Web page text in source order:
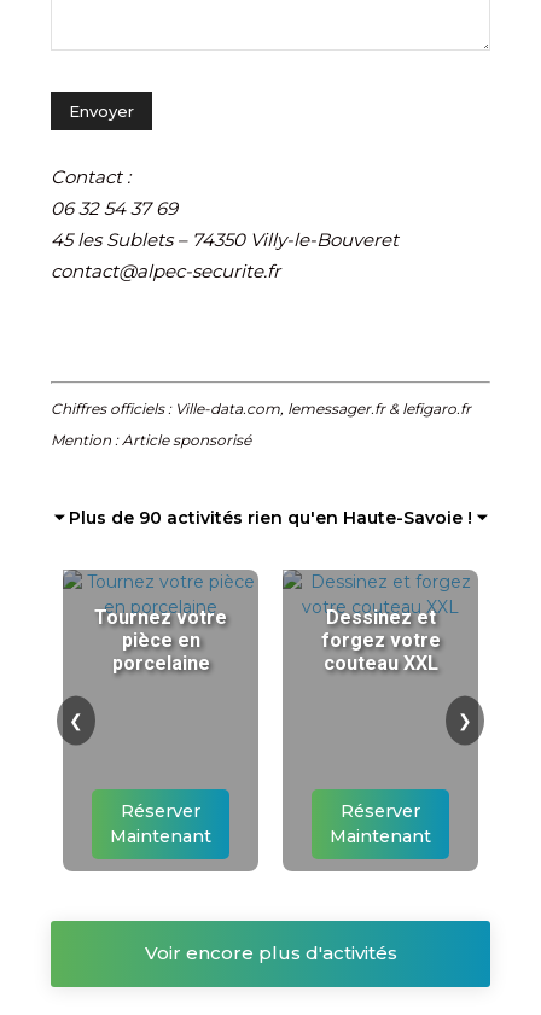
Contact :
06 32 54 37 69
45 les Sublets – 74350 Villy-le-Bouveret
contact@alpec-securite.fr
Chiffres officiels : Ville-data.com, lemessager.fr & lefigaro.fr
Mention : Article sponsorisé
⏷ Plus de 90 activités rien qu'en Haute-Savoie ! ⏷
Tournez votre
pièce en
porcelaine
Réserver
Maintenant
Dessinez et
forgez votre
couteau XXL
Réserver
Maintenant
❮ ❯
Voir encore plus d'activités